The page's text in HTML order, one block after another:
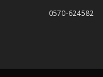
0570-624582